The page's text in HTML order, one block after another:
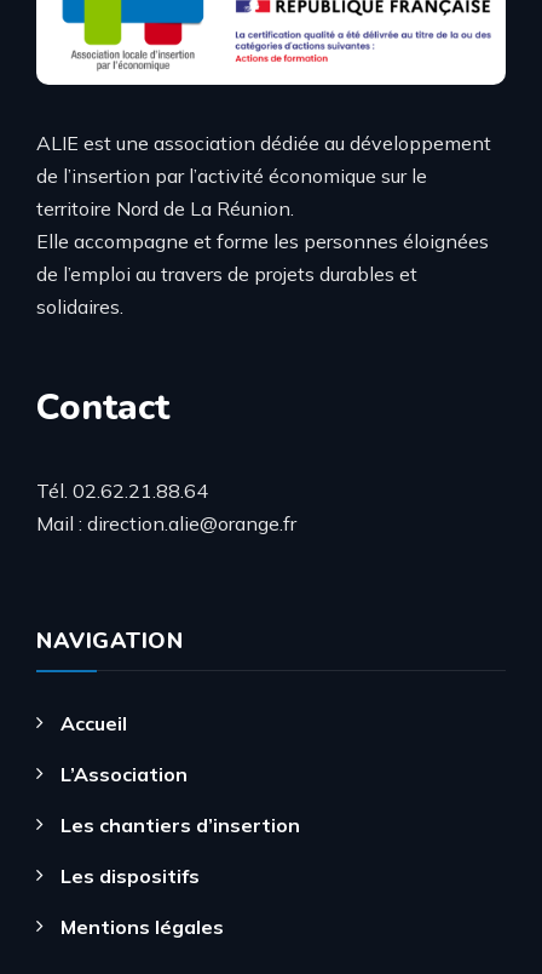
ALIE est une association dédiée au développement
de l’insertion par l’activité économique sur le
territoire Nord de La Réunion.
Elle accompagne et forme les personnes éloignées
de l’emploi au travers de projets durables et
solidaires.
Contact
Tél. 02.62.21.88.64
Mail : direction.alie@orange.fr
NAVIGATION
Accueil
L’Association
Les chantiers d’insertion
Les dispositifs
Mentions légales